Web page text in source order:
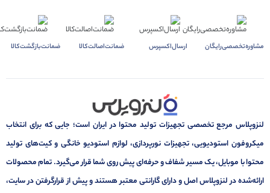
مشاوره‌تخصصی‌رایگان ارسال‌اکسپرس ضمانت‌اصالت‌کالا ضمانت‌بازگشت‌کالا
لنزوپلاس مرجع تخصصی تجهیزات تولید محتوا در ایران است؛ جایی که برای انتخاب
میکروفون استودیویی، تجهیزات نورپردازی، لوازم استودیو خانگی و کیت‌های تولید
محتوا با موبایل، یک مسیر شفاف و حرفه‌ای پیش روی شما قرار می‌گیرد. تمام محصولات
ارائه‌شده در لنزوپلاس اصل و دارای گارانتی معتبر هستند و پیش از قرارگرفتن در سایت،